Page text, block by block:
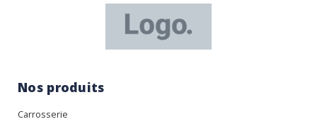
Nos produits
Carrosserie